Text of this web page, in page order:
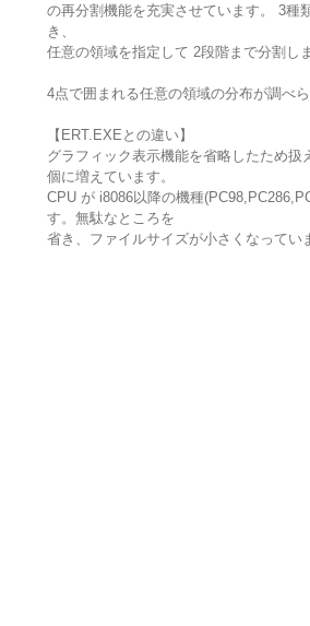
の再分割機能を充実させています。 3種
き、
任意の領域を指定して 2段階まで分割しま
4点で囲まれる任意の領域の分布が調べら
【ERT.EXEとの違い】
グラフィック表示機能を省略したため扱
個に増えています。
CPU が i8086以降の機種
す。無駄なところを
省き、ファイルサイズが小さくなってい